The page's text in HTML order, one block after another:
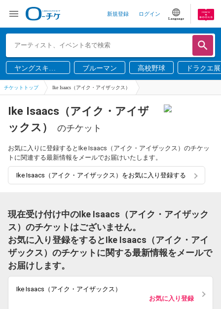
新規登録 ログイン
Language
ヤングスキニ
ー
ブルーマン 高校野球 ドラクエ展
チケットトップ Ike Isaacs（アイク・アイザックス）
Ike Isaacs（アイク・アイザ
ックス）
のチケット
お気に入りに登録するとIke Isaacs（アイク・アイザックス）のチケッ
トに関連する最新情報をメールでお届けいたします。
Ike Isaacs（アイク・アイザックス）をお気に入り登録する
現在受け付け中のIke Isaacs（アイク・アイザック
ス）のチケットはございません。
お気に入り登録をするとIke Isaacs（アイク・アイ
ザックス）のチケットに関する最新情報をメールで
お届けします。
Ike Isaacs（アイク・アイザックス）
お気に入り登録